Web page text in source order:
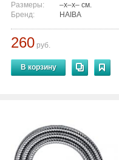
Размеры:
–x–x– см.
Бренд:
HAIBA
260 руб.
В корзину